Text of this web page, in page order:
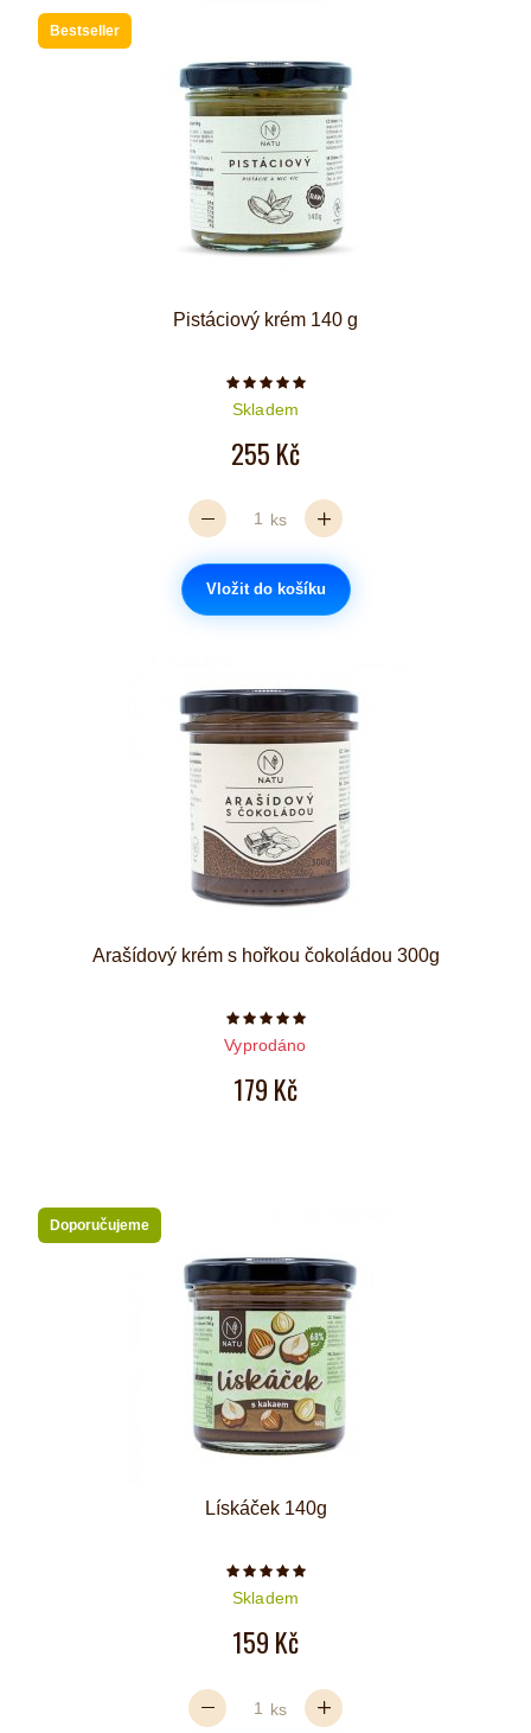
Bestseller
Pistáciový krém 140 g
Počet hvězdiček je 5 z 5
Skladem
255 Kč
ks
Vložit do košíku
Arašídový krém s hořkou čokoládou 300g
Počet hvězdiček je 5 z 5
Vyprodáno
179 Kč
Doporučujeme
Lískáček 140g
Počet hvězdiček je 5 z 5
Skladem
159 Kč
ks